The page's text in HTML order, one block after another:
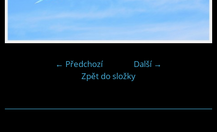
← Předchozí
Další →
Zpět do složky